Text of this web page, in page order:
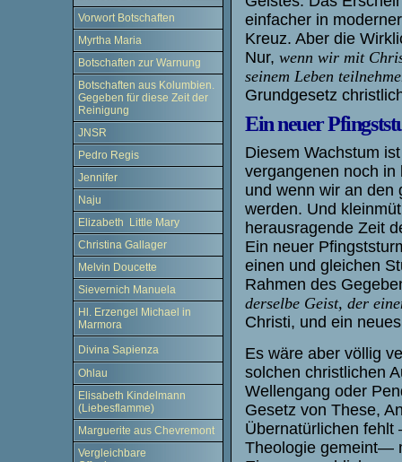
Vorwort Botschaften
Myrtha Maria
Botschaften zur Warnung
Botschaften aus Kolumbien.
Gegeben für diese Zeit der
Reinigung
JNSR
Pedro Regis
Jennifer
Naju
Elizabeth Little Mary
Christina Gallager
Melvin Doucette
Sievernich Manuela
Hl. Erzengel Michael in
Marmora
Divina Sapienza
Ohlau
Elisabeth Kindelmann
(Liebesflamme)
Marguerite aus Chevremont
Vergleichbare
einfacher in
Kreuz. Aber die
Nur, wenn wir mit
seinem Leben
Grundgesetz
Ein neuer
Diesem Wachstum
vergangenen noch
und wenn wir an den
werden. Und
herausragende Zeit
Ein neuer
einen und gleichen
Rahmen des
derselbe Geist, der
Christi, und ein
Es wäre aber völlig
solchen christlichen
Wellengang oder
Gesetz von These,
Übernatürlichen
Theologie gemeint—